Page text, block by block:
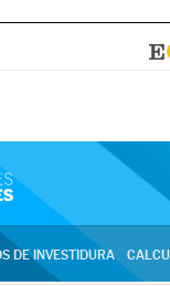
DE INVESTIDURA